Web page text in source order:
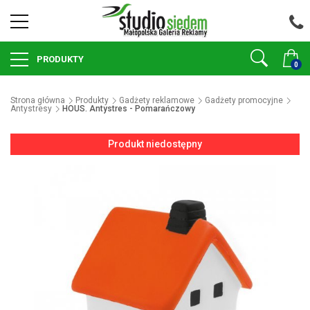
0
PRODUKTY
Strona główna Produkty Gadżety reklamowe
Gadżety promocyjne
Antystresy
HOUS. Antystres - Pomarańczowy
Produkt niedostępny